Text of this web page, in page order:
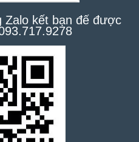
Zalo kết bạn để được